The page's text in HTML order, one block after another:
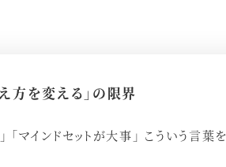
方を変える」の限界
「マインドセットが大事」 こういう言葉